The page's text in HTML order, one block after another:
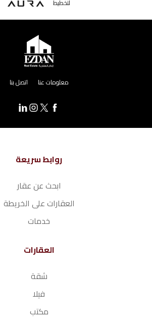
لتخطيط
معلومات عنا اتصل بنا
روابط سريعة
ابحث عن عقار
العقارات على الخريطة
خدمات
العقارات
شقة
فيلا
مكتب